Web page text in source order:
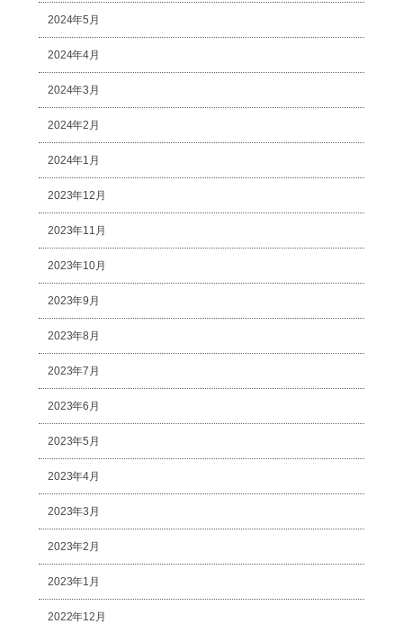
2024年5月
2024年4月
2024年3月
2024年2月
2024年1月
2023年12月
2023年11月
2023年10月
2023年9月
2023年8月
2023年7月
2023年6月
2023年5月
2023年4月
2023年3月
2023年2月
2023年1月
2022年12月